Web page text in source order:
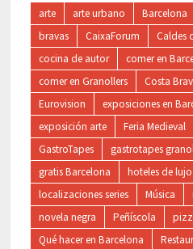
arte arte urbano Barcelona
bravas
CaixaForum Caldes
cocina de autor
comer en
comer en Granollers
Costa
Eurovision
exposiciones en
exposición arte
Feria Medieval
GastroTapes
gastrotapes
gratis Barcelona
hoteles de lujo
localizaciones series
Música
novela negra
Peñíscola
Qué hacer en Barcelona